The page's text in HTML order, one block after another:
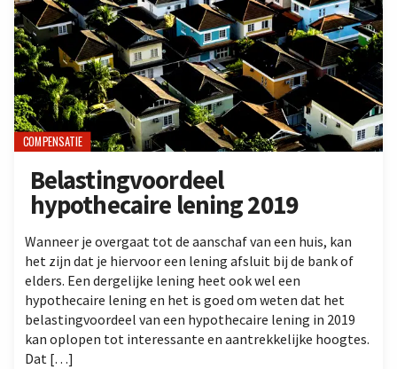
COMPENSATIE
Belastingvoordeel
hypothecaire lening 2019
Wanneer je overgaat tot de aanschaf van een huis, kan
het zijn dat je hiervoor een lening afsluit bij de bank of
elders. Een dergelijke lening heet ook wel een
hypothecaire lening en het is goed om weten dat het
belastingvoordeel van een hypothecaire lening in 2019
kan oplopen tot interessante en aantrekkelijke hoogtes.
Dat […]